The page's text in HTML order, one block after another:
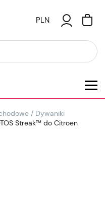
PLN
/ Dywaniki
Streak™ do Citroen